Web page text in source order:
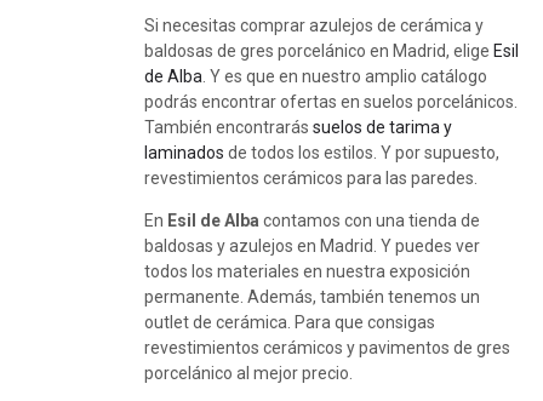
Si necesitas comprar azulejos de cerámica y
baldosas de gres porcelánico en Madrid, elige Esil
de Alba . Y es que en nuestro amplio catálogo
podrás encontrar ofertas en suelos porcelánicos.
También encontrarás suelos de tarima y
laminados de todos los estilos. Y por supuesto,
revestimientos cerámicos para las paredes.
En Esil de Alba contamos con una tienda de
baldosas y azulejos en Madrid. Y puedes ver
todos los materiales en nuestra exposición
permanente. Además, también tenemos un
outlet de cerámica. Para que consigas
revestimientos cerámicos y pavimentos de gres
porcelánico al mejor precio.